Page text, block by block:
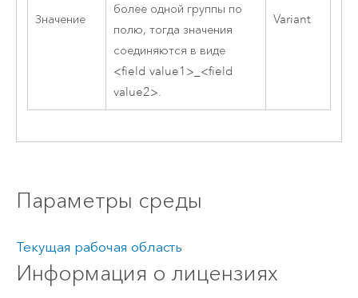
Значение
более одной группы по
полю, тогда значения
соединяются в виде
<field value1>_<field
value2>.
Variant
Параметры среды
Текущая рабочая область
Информация о лицензиях